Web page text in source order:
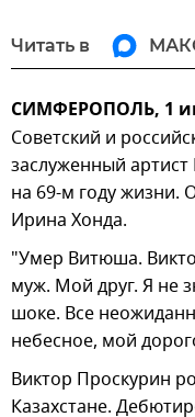
Читать в
СИМФЕРОПОЛЬ, 1
Советский и
заслуженный
на 69-м году жизни.
Ирина Хонда.
"Умер Витюша.
муж. Мой друг. Я не
шоке. Все
небесное, мой
Виктор Проскурин
Казахстане.